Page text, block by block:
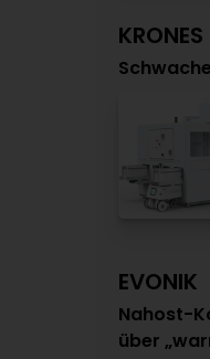
KRONES
EVONIK
Nahost-
über